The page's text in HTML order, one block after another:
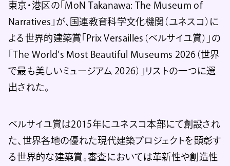
東京・港区の「MoN Takanawa: The Museum of
Narratives」が、国連教育科学文化機関（ユネスコ）に
よる世界的建築賞「Prix Versailles（ベルサイユ賞）」の
「The World’s Most Beautiful Museums 2026（世界
で最も美しいミュージアム 2026）」リストの一つに選
出された。
ベルサイユ賞は2015年にユネスコ本部にて創設され
た、世界各地の優れた現代建築プロジェクトを顕彰す
る世界的な建築賞。審査においては革新性や創造性